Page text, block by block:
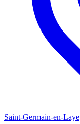
Saint-Germain-en-Laye